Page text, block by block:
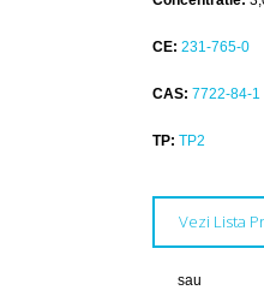
CE: 231-765-0
CAS: 7722-84-1
TP: TP2
Vezi Lista
sau